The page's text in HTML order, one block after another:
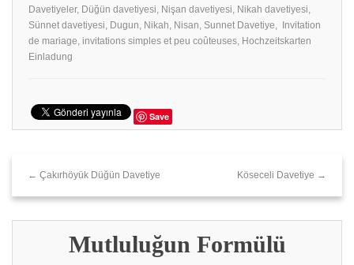
Davetiyeler, Düğün davetiyesi, Nişan davetiyesi, Nikah davetiyesi,
Sünnet davetiyesi, Dugun, Nikah, Nisan, Sunnet Davetiye, Invitation
de mariage, invitations simples et peu coûteuses, Hochzeitskarten
Einladung
Save
← Çakırhöyük Düğün Davetiye Köseceli Davetiye →
Mutluluğun Formülü